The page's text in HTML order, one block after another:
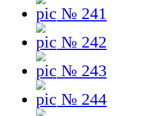
№ 241
№ 242
№ 243
№ 244